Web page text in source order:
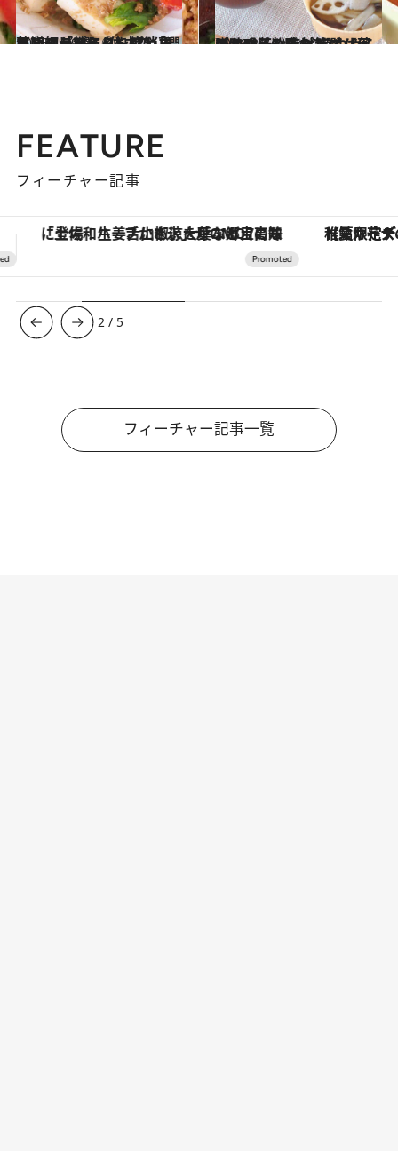
2026.4.29
薬膳師が教える、プレ更年期の「ほてり・疲れ目・イライラ」を解消するレシピ3選《体内の「潤い」アップに◎》
グルメ 2026.3.7
つらい花粉症対策に【薬膳味噌汁レシピ3選】“目のかゆみ”“鼻のムズムズ”“のどの腫れ”をやわらげる
グルメ
FEATURE
フィーチャー記事
【夏限定ディナーコース】旬を迎える稚鮎や花ズッキーニなどをイタリア・トスカーナの郷土料理の手法で満喫！
3 / 5
フィーチャー記事一覧